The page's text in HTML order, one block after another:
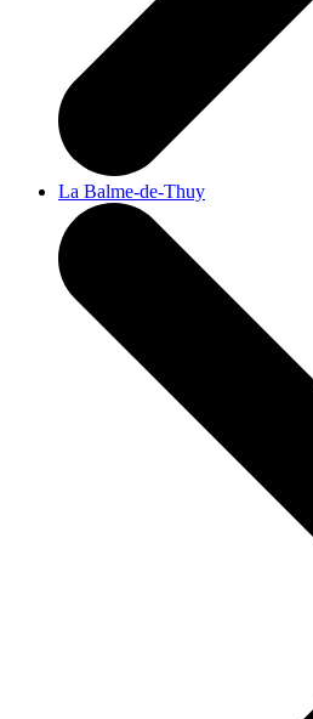
La Balme-de-Thuy